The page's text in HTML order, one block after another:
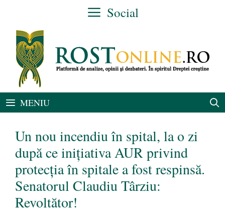
conținut
Social
MENIU
Un nou incendiu în spital, la o zi
după ce inițiativa AUR privind
protecția în spitale a fost respinsă.
Senatorul Claudiu Târziu:
Revoltător!